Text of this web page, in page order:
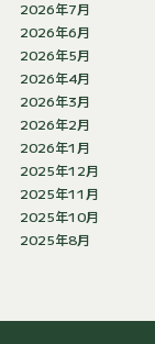
2026年7月
2026年6月
2026年5月
2026年4月
2026年3月
2026年2月
2026年1月
2025年12月
2025年11月
2025年10月
2025年8月